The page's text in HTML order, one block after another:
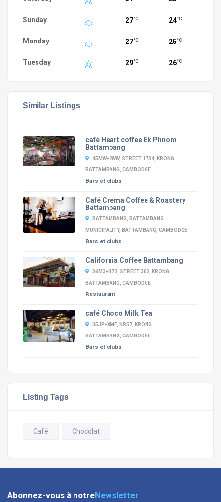
Sunday 27°C 24°C
Monday 27°C 25 °C
Tuesday 29°C 26°C
Similar Listings
café Heart coffee Ek Phnom
Battambang
45MW+2WW, STREET 1734, KRONG
BATTAMBANG, CAMBODGE
Bars et clubs
Café Crema Coffee & Roastery
Battambang
BATTAMBANG, BATTAMBANG
MUNICIPALITY, BATTAMBANG, CAMBODGE
Bars et clubs
California Coffee Battambang
36M3+H72, STREET 302, KRONG
BATTAMBANG, CAMBODGE
Restaurant
café Choco Milk Tea
35JP+XMF, NR57, KRONG
BATTAMBANG, CAMBODGE
Bars et clubs
Listing Tags
Café Chocolat
Abonnez-vous à notreNewsletter